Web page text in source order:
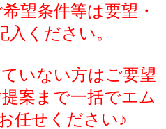
望条件等は要望・
入ください。
いない方はご要望
案まで一括でエム
任せください♪